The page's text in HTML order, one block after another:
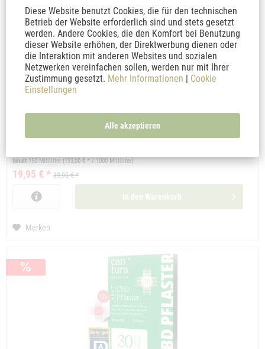
Cantura AKUT Arthro-Gel WARM CBD 3000
Wärmendes Gel mit 3.000mg CBD von Cantura für eine angenehme
Inhalt150 Milliliter (133,00 € * / 1000 Milliliter)
19,95 € * 39,90 € *
In den Warenkorb
Merken
Diese Website benutzt Cookies, die für den technischen
Betrieb der Website erforderlich sind und stets gesetzt
werden. Andere Cookies, die den Komfort bei Benutzung
dieser Website erhöhen, der Direktwerbung dienen oder
die Interaktion mit anderen Websites und sozialen
Netzwerken vereinfachen sollen, werden nur mit Ihrer
Zustimmung gesetzt. Mehr Informationen | Cookie
Einstellungen
Alle akzeptieren